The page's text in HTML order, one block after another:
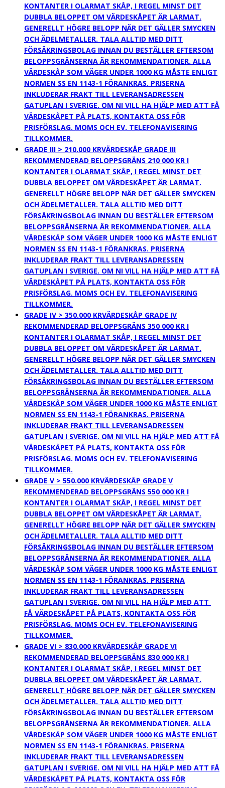
KONTANTER I OLARMAT SKÅP, I REGEL MINST DET
DUBBLA BELOPPET OM VÄRDESKÅPET ÄR LARMAT.
GENERELLT HÖGRE BELOPP NÄR DET GÄLLER SMYCKEN
OCH ÄDELMETALLER. TALA ALLTID MED DITT
FÖRSÄKRINGSBOLAG INNAN DU BESTÄLLER EFTERSOM
BELOPPSGRÄNSERNA ÄR REKOMMENDATIONER. ALLA
VÄRDESKÅP SOM VÄGER UNDER 1000 KG MÅSTE ENLIGT
NORMEN SS EN 1143-1 FÖRANKRAS. PRISERNA
INKLUDERAR FRAKT TILL LEVERANSADRESSEN
GATUPLAN I SVERIGE. OM NI VILL HA HJÄLP MED ATT FÅ
VÄRDESKÅPET PÅ PLATS, KONTAKTA OSS FÖR
PRISFÖRSLAG. MOMS OCH EV. TELEFONAVISERING
TILLKOMMER.
GRADE III > 210.000 KRVÄRDESKÅP GRADE III
REKOMMENDERAD BELOPPSGRÄNS 210 000 KR I
KONTANTER I OLARMAT SKÅP, I REGEL MINST DET
DUBBLA BELOPPET OM VÄRDESKÅPET ÄR LARMAT.
GENERELLT HÖGRE BELOPP NÄR DET GÄLLER SMYCKEN
OCH ÄDELMETALLER. TALA ALLTID MED DITT
FÖRSÄKRINGSBOLAG INNAN DU BESTÄLLER EFTERSOM
BELOPPSGRÄNSERNA ÄR REKOMMENDATIONER. ALLA
VÄRDESKÅP SOM VÄGER UNDER 1000 KG MÅSTE ENLIGT
NORMEN SS EN 1143-1 FÖRANKRAS. PRISERNA
INKLUDERAR FRAKT TILL LEVERANSADRESSEN
GATUPLAN I SVERIGE. OM NI VILL HA HJÄLP MED ATT FÅ
VÄRDESKÅPET PÅ PLATS, KONTAKTA OSS FÖR
PRISFÖRSLAG. MOMS OCH EV. TELEFONAVISERING
TILLKOMMER.
GRADE IV > 350.000 KRVÄRDESKÅP GRADE IV
REKOMMENDERAD BELOPPSGRÄNS 350 000 KR I
KONTANTER I OLARMAT SKÅP, I REGEL MINST DET
DUBBLA BELOPPET OM VÄRDESKÅPET ÄR LARMAT.
GENERELLT HÖGRE BELOPP NÄR DET GÄLLER SMYCKEN
OCH ÄDELMETALLER. TALA ALLTID MED DITT
FÖRSÄKRINGSBOLAG INNAN DU BESTÄLLER EFTERSOM
BELOPPSGRÄNSERNA ÄR REKOMMENDATIONER. ALLA
VÄRDESKÅP SOM VÄGER UNDER 1000 KG MÅSTE ENLIGT
NORMEN SS EN 1143-1 FÖRANKRAS. PRISERNA
INKLUDERAR FRAKT TILL LEVERANSADRESSEN
GATUPLAN I SVERIGE. OM NI VILL HA HJÄLP MED ATT FÅ
VÄRDESKÅPET PÅ PLATS, KONTAKTA OSS FÖR
PRISFÖRSLAG. MOMS OCH EV. TELEFONAVISERING
TILLKOMMER.
GRADE V > 550.000 KRVÄRDESKÅP GRADE V
REKOMMENDERAD BELOPPSGRÄNS 550 000 KR I
KONTANTER I OLARMAT SKÅP, I REGEL MINST DET
DUBBLA BELOPPET OM VÄRDESKÅPET ÄR LARMAT.
GENERELLT HÖGRE BELOPP NÄR DET GÄLLER SMYCKEN
OCH ÄDELMETALLER. TALA ALLTID MED DITT
FÖRSÄKRINGSBOLAG INNAN DU BESTÄLLER EFTERSOM
BELOPPSGRÄNSERNA ÄR REKOMMENDATIONER. ALLA
VÄRDESKÅP SOM VÄGER UNDER 1000 KG MÅSTE ENLIGT
NORMEN SS EN 1143-1 FÖRANKRAS. PRISERNA
INKLUDERAR FRAKT TILL LEVERANSADRESSEN
GATUPLAN I SVERIGE. OM NI VILL HA HJÄLP MED ATT
FÅ VÄRDESKÅPET PÅ PLATS, KONTAKTA OSS FÖR
PRISFÖRSLAG. MOMS OCH EV. TELEFONAVISERING
TILLKOMMER.
GRADE VI > 830.000 KRVÄRDESKÅP GRADE VI
REKOMMENDERAD BELOPPSGRÄNS 830 000 KR I
KONTANTER I OLARMAT SKÅP, I REGEL MINST DET
DUBBLA BELOPPET OM VÄRDESKÅPET ÄR LARMAT.
GENERELLT HÖGRE BELOPP NÄR DET GÄLLER SMYCKEN
OCH ÄDELMETALLER. TALA ALLTID MED DITT
FÖRSÄKRINGSBOLAG INNAN DU BESTÄLLER EFTERSOM
BELOPPSGRÄNSERNA ÄR REKOMMENDATIONER. ALLA
VÄRDESKÅP SOM VÄGER UNDER 1000 KG MÅSTE ENLIGT
NORMEN SS EN 1143-1 FÖRANKRAS. PRISERNA
INKLUDERAR FRAKT TILL LEVERANSADRESSEN
GATUPLAN I SVERIGE. OM NI VILL HA HJÄLP MED ATT FÅ
VÄRDESKÅPET PÅ PLATS, KONTAKTA OSS FÖR